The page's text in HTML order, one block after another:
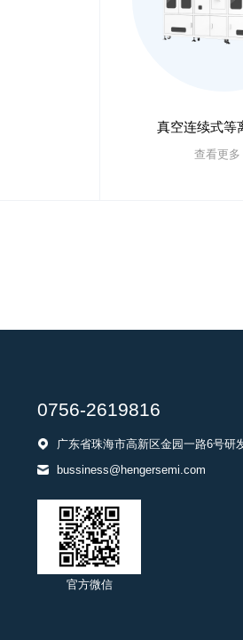
真空连续式等
查看更多
0756-2619816
广东省珠海市高新区金园一路6号研
bussiness@hengersemi.com
官方微信